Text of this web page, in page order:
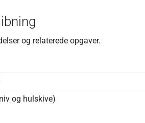
og relaterede opgaver.
og hulskive)